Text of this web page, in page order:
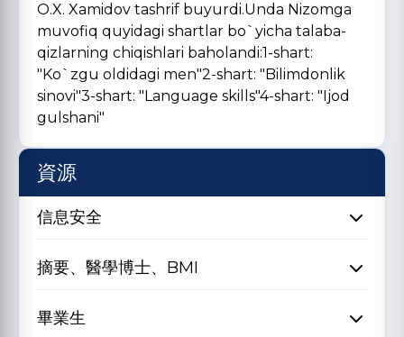
O.X. Xamidov tashrif buyurdi.Unda Nizomga
muvofiq quyidagi shartlar bo`yicha talaba-
qizlarning chiqishlari baholandi:1-shart:
"Ko`zgu oldidagi men"2-shart: "Bilimdonlik
sinovi"3-shart: "Language skills"4-shart: "Ijod
gulshani"
資源
信息安全
摘要、醫學博士、BMI
畢業生